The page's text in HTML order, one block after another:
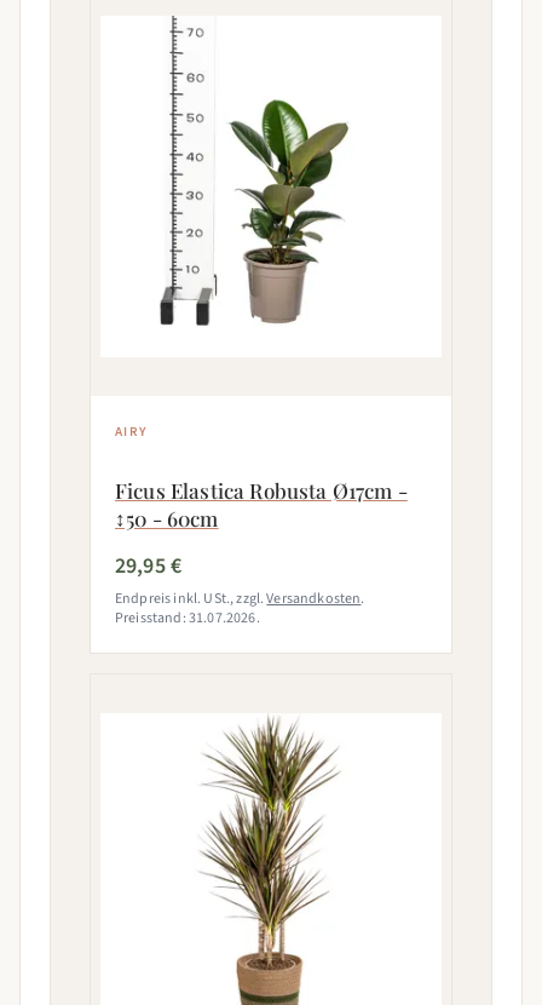
AIRY
Ficus Elastica Robusta Ø17cm -
↕50 - 60cm
29,95 €
Endpreis inkl. USt., zzgl.Versandkosten.
Preisstand: 31.07.2026.